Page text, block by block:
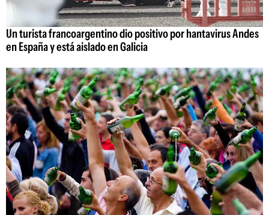
Un turista francoargentino dio positivo por hantavirus Andes
en España y está aislado en Galicia